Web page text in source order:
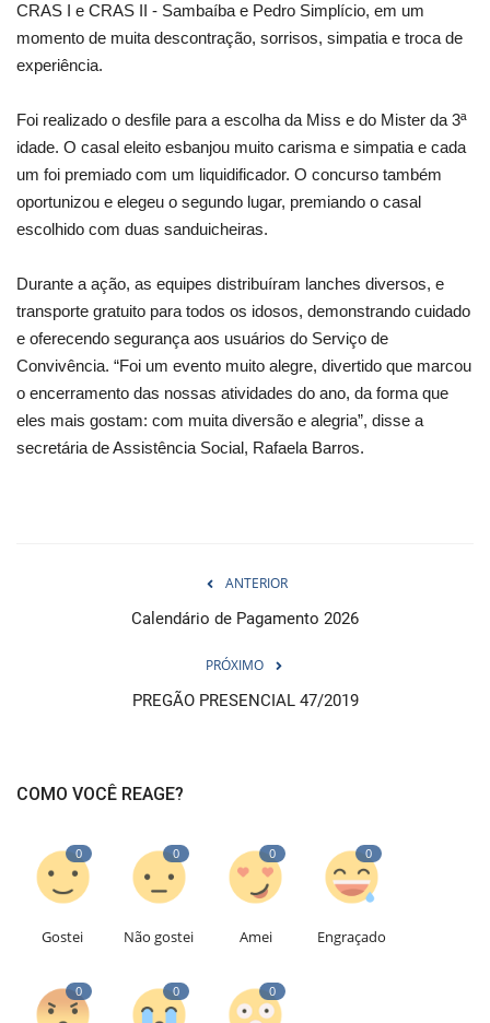
CRAS I e CRAS II - Sambaíba e Pedro Simplício, em um
momento de muita descontração, sorrisos, simpatia e troca de
experiência.
Foi realizado o desfile para a escolha da Miss e do Mister da 3ª
idade. O casal eleito esbanjou muito carisma e simpatia e cada
um foi premiado com um liquidificador. O concurso também
oportunizou e elegeu o segundo lugar, premiando o casal
escolhido com duas sanduicheiras.
Durante a ação, as equipes distribuíram lanches diversos, e
transporte gratuito para todos os idosos, demonstrando cuidado
e oferecendo segurança aos usuários do Serviço de
Convivência. “Foi um evento muito alegre, divertido que marcou
o encerramento das nossas atividades do ano, da forma que
eles mais gostam: com muita diversão e alegria”, disse a
secretária de Assistência Social, Rafaela Barros.
ANTERIOR
Calendário de Pagamento 2026
PRÓXIMO
PREGÃO PRESENCIAL 47/2019
COMO VOCÊ REAGE?
0
Gostei
0
Não gostei
0
Amei
0
Engraçado
0 0 0